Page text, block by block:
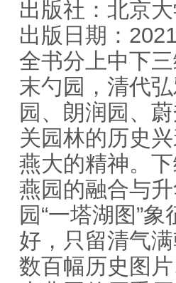
出版社：北京
出版日期：
全书分上中下
末勺园，清代
园、朗润园、
关园林的历史
燕大的精神。
燕园的融合与
园“一塔湖图”
好，只留清气
数百幅历史图